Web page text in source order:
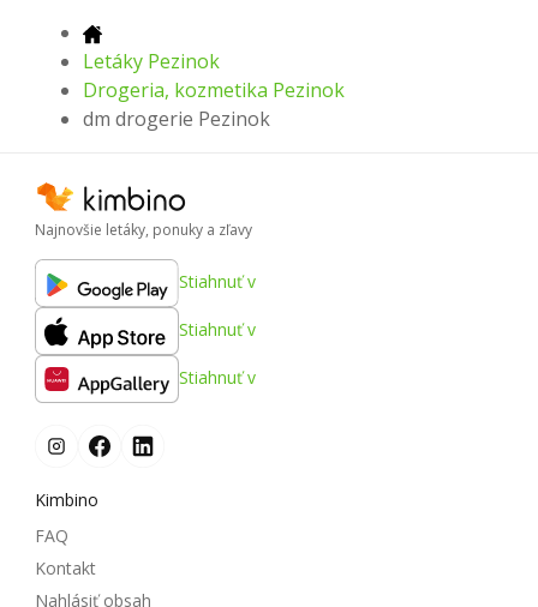
Letáky Pezinok
Drogeria, kozmetika Pezinok
dm drogerie Pezinok
Najnovšie letáky, ponuky a zľavy
Stiahnuť v
Stiahnuť v
Stiahnuť v
Kimbino
FAQ
Kontakt
Nahlásiť obsah